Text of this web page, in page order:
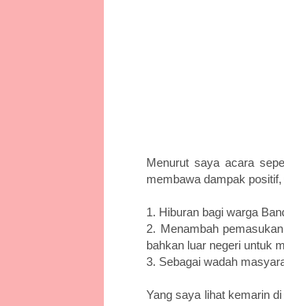
Menurut saya acara
membawa dampak positif,
1. Hiburan bagi warga
2. Menambah
bahkan luar negeri untuk
3. Sebagai wadah
Yang saya lihat kemarin